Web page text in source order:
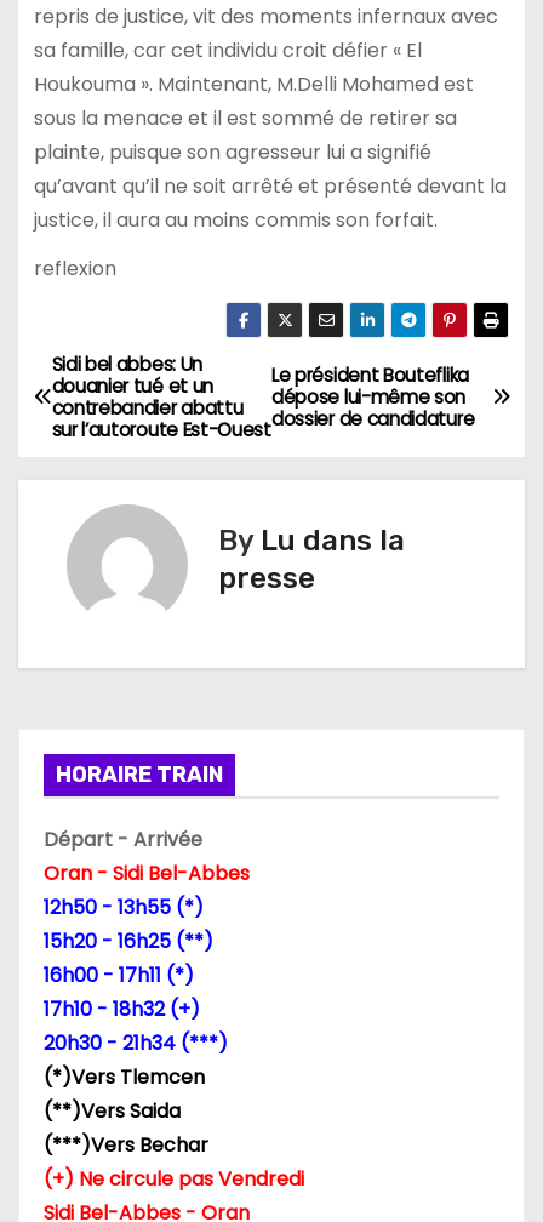
repris de justice, vit des moments infernaux avec
sa famille, car cet individu croit défier « El
Houkouma ». Maintenant, M.Delli Mohamed est
sous la menace et il est sommé de retirer sa
plainte, puisque son agresseur lui a signifié
qu’avant qu’il ne soit arrêté et présenté devant la
justice, il aura au moins commis son forfait.
reflexion
N
a
v
t
o
n
d
e
a
r
t
Le président Bouteflika
dépose lui-même son
dossier de candidature
Sidi bel abbes: Un
douanier tué et un
contrebandier abattu
sur l’autoroute Est-Ouest
By Lu dans la
presse
HORAIRE TRAIN
Départ - Arrivée
Oran - Sidi Bel-Abbes
12h50 - 13h55 (*)
15h20 - 16h25 (**)
16h00 - 17h11 (*)
17h10 - 18h32 (+)
20h30 - 21h34 (***)
(*)Vers Tlemcen
(**)Vers Saida
(***)Vers Bechar
(+) Ne circule pas Vendredi
Sidi Bel-Abbes - Oran